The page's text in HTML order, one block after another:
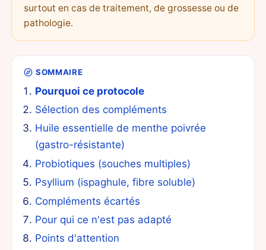
surtout en cas de traitement, de grossesse ou de
pathologie.
SOMMAIRE
Pourquoi ce protocole
Sélection des compléments
Huile essentielle de menthe poivrée
(gastro-résistante)
Probiotiques (souches multiples)
Psyllium (ispaghule, fibre soluble)
Compléments écartés
Pour qui ce n'est pas adapté
Points d'attention